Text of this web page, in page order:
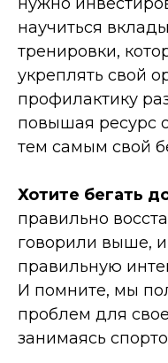
научиться
тренировки,
укреплять свой
профилактику
повышая ресурс
тем самым свой
Хотите бегать
правильно
говорили выше,
правильную
И помните, мы
проблем для
занимаясь